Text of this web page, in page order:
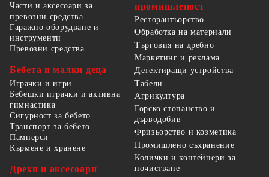
Части и аксесоари за
превозни средства
Гаражно оборудване и
инструменти
Превозни средства
Бебета и малки деца
Играчки и игри
Бебешки играчки и активна
гимнастика
Сигурност за бебето
Транспорт за бебето
Памперси
Кърмене и хранене
Дрехи и аксесоари
промишленост
Ресторантьорство
Обработка на материали
Търговия на дребно
Маркетинг и реклама
Детектиращи устройства
Табели
Агрикултура
Горско стопанство и
дърводобив
Фризьорство и козметика
Промишлено съхранение
Колички и контейнери за
почистване